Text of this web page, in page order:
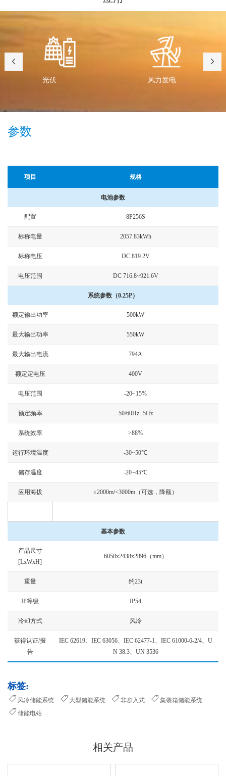
光伏 风力发电
参数
项目 规格
电池参数
配置 8P256S
标称电量 2057.83kWh
标称电压 DC 819.2V
电压范围 DC 716.8~921.6V
系统参数（0.25P）
额定输出功率 500kW
最大输出功率 550kW
最大输出电流 794A
额定定电压 400V
电压范围 -20~15%
额定频率 50/60Hz±5Hz
系统效率 >88%
运行环境温度 -30~50℃
储存温度 -20~45℃
应用海拔 ≤2000m/<3000m（可选，降额）
基本参数
产品尺寸
[LxWxH]
6058x2438x2896（mm）
重量 约23t
IP等级 IP54
冷却方式 风冷
获得认证/报
告
IEC 62619、IEC 63056、IEC 62477-1、IEC 61000-6-2/4、U
N 38.3、UN 3536
标签:
风冷储能系统 大型储能系统 非步入式
集装箱储能系统
储能电站
相关产品